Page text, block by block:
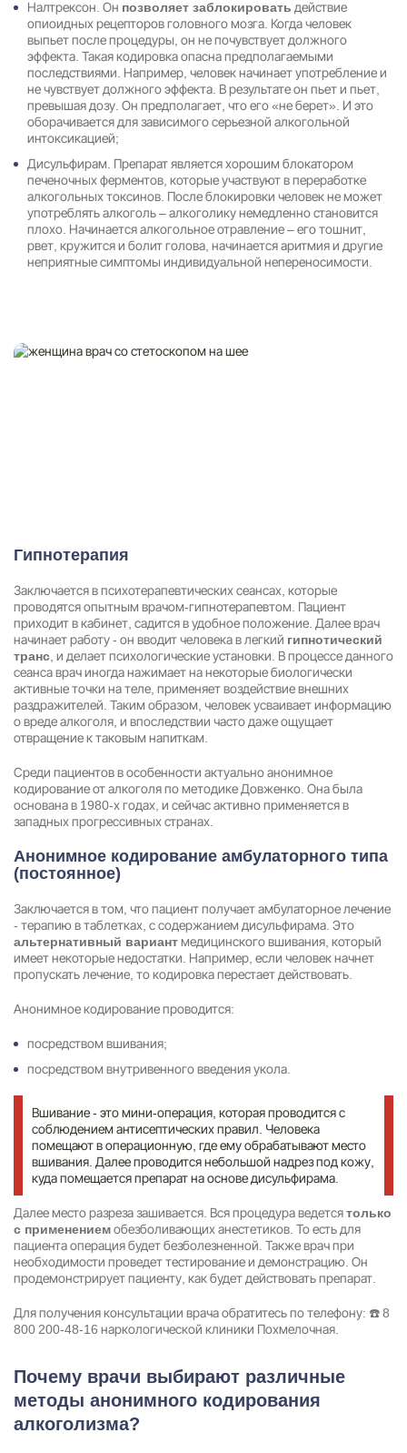
Налтрексон. Он позволяет заблокировать действие
опиоидных рецепторов головного мозга. Когда человек
выпьет после процедуры, он не почувствует должного
эффекта. Такая кодировка опасна предполагаемыми
последствиями. Например, человек начинает употребление и
не чувствует должного эффекта. В результате он пьет и пьет,
превышая дозу. Он предполагает, что его «не берет». И это
оборачивается для зависимого серьезной алкогольной
интоксикацией;
Дисульфирам. Препарат является хорошим блокатором
печеночных ферментов, которые участвуют в переработке
алкогольных токсинов. После блокировки человек не может
употреблять алкоголь – алкоголику немедленно становится
плохо. Начинается алкогольное отравление – его тошнит,
рвет, кружится и болит голова, начинается аритмия и другие
неприятные симптомы индивидуальной непереносимости.
Гипнотерапия
Заключается в психотерапевтических сеансах, которые
проводятся опытным врачом-гипнотерапевтом. Пациент
приходит в кабинет, садится в удобное положение. Далее врач
начинает работу - он вводит человека в легкий гипнотический
транс , и делает психологические установки. В процессе данного
сеанса врач иногда нажимает на некоторые биологически
активные точки на теле, применяет воздействие внешних
раздражителей. Таким образом, человек усваивает информацию
о вреде алкоголя, и впоследствии часто даже ощущает
отвращение к таковым напиткам.
Среди пациентов в особенности актуально анонимное
кодирование от алкоголя по методике Довженко. Она была
основана в 1980-х годах, и сейчас активно применяется в
западных прогрессивных странах.
Анонимное кодирование амбулаторного типа
(постоянное)
Заключается в том, что пациент получает амбулаторное лечение
- терапию в таблетках, с содержанием дисульфирама. Это
альтернативный вариантмедицинского вшивания, который
имеет некоторые недостатки. Например, если человек начнет
пропускать лечение, то кодировка перестает действовать.
Анонимное кодирование проводится:
посредством вшивания;
посредством внутривенного введения укола.
Вшивание - это мини-операция, которая проводится с
соблюдением антисептических правил. Человека
помещают в операционную, где ему обрабатывают место
вшивания. Далее проводится небольшой надрез под кожу,
куда помещается препарат на основе дисульфирама.
Далее место разреза зашивается. Вся процедура ведетсятолько
с применениемобезболивающих анестетиков. То есть для
пациента операция будет безболезненной. Также врач при
необходимости проведет тестирование и демонстрацию. Он
продемонстрирует пациенту, как будет действовать препарат.
Для получения консультации врача обратитесь по телефону: ☎️8
800 200-48-16 наркологической клиники Похмелочная.
Почему врачи выбирают различные
методы анонимного кодирования
алкоголизма?
Нажимая кнопку я соглашаюсь сполитикой конфиденциальностии
пользовательским соглашением
Вызвать специалиста
Результаты поиска (0)
Нажимая кнопку я соглашаюсь сполитикой конфиденциальности
пользовательским соглашением
Отправить